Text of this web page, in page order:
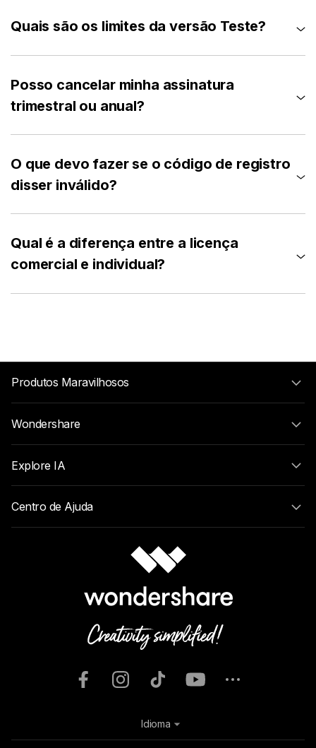
Quais são os limites da versão Teste?
Posso cancelar minha assinatura
trimestral ou anual?
O que devo fazer se o código de registro
disser inválido?
Qual é a diferença entre a licença
comercial e individual?
Produtos Maravilhosos
Wondershare
Explore IA
Centro de Ajuda
Idioma